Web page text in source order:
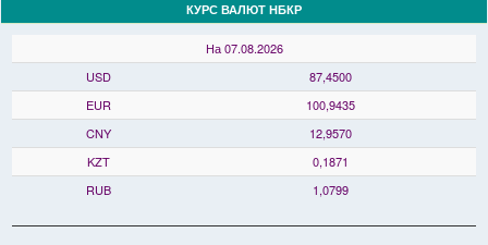
КУРС ВАЛЮТ НБКР
На 07.08.2026
USD
87,4500
EUR
100,9435
CNY
12,9570
KZT
0,1871
RUB
1,0799